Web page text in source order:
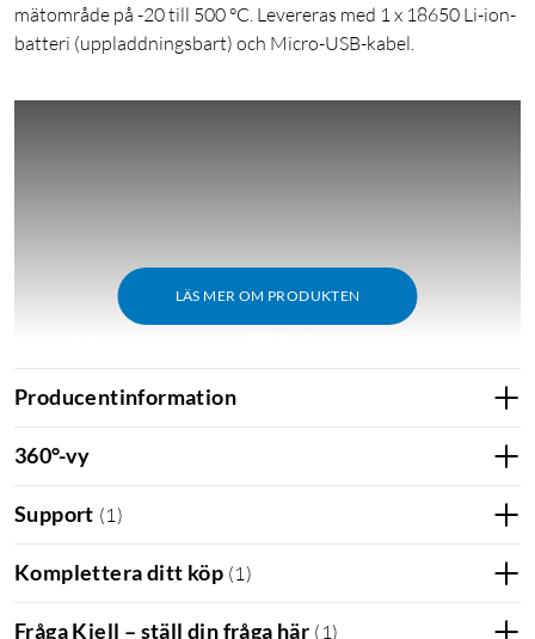
mätområde på -20 till 500 °C. Levereras med 1 x 18650 Li-ion-
batteri (uppladdningsbart) och Micro-USB-kabel.
LÄS MER OM PRODUKTEN
Skåda värmeläckage och drag runt husets fönster, dörrar
och värmesystem.
Användbar även för el och elskåp samt annan felsökning
och reparation.
Temperaturmätningsområde: -20 °C till 500 °C med en
termisk känslighet på 200 mK.
Livevisning på 2,4” TFT LCD-skärm med upplösning på
Producentinformation
360°-vy
Support (1)
Komplettera ditt köp (1)
Fråga Kjell – ställ din fråga här ( 1)